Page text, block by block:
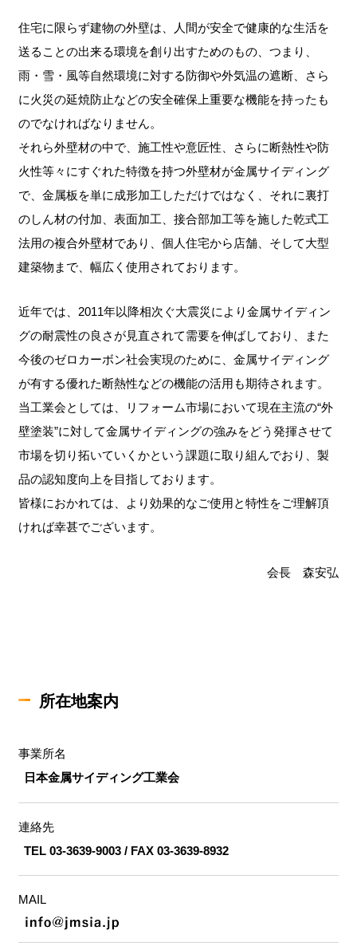
住宅に限らず建物の外壁は、人間が安全で健康的な生活を
送ることの出来る環境を創り出すためのもの、つまり、
雨・雪・風等自然環境に対する防御や外気温の遮断、さら
に火災の延焼防止などの安全確保上重要な機能を持ったも
のでなければなりません。
それら外壁材の中で、施工性や意匠性、さらに断熱性や防
火性等々にすぐれた特徴を持つ外壁材が金属サイディング
で、金属板を単に成形加工しただけではなく、それに裏打
のしん材の付加、表面加工、接合部加工等を施した乾式工
法用の複合外壁材であり、個人住宅から店舗、そして大型
建築物まで、幅広く使用されております。
近年では、2011年以降相次ぐ大震災により金属サイディン
グの耐震性の良さが見直されて需要を伸ばしており、また
今後のゼロカーボン社会実現のために、金属サイディング
が有する優れた断熱性などの機能の活用も期待されます。
当工業会としては、リフォーム市場において現在主流の“外
壁塗装”に対して金属サイディングの強みをどう発揮させて
市場を切り拓いていくかという課題に取り組んでおり、製
品の認知度向上を目指しております。
皆様におかれては、より効果的なご使用と特性をご理解頂
ければ幸甚でございます。
会長 森安弘
所在地案内
事業所名
日本金属サイディング工業会
連絡先
TEL 03-3639-9003 / FAX 03-3639-8932
MAIL